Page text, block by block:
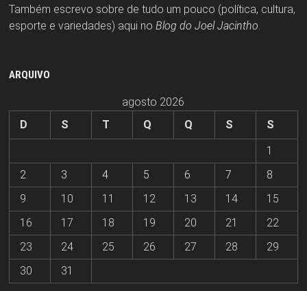
Também escrevo sobre de tudo um pouco (política, cultura,
esporte e variedades) aqui no Blog do Joel Jacintho
ARQUIVO
agosto 2026
D
S T Q Q S
S
1
2
3 4 5 6 7
8
9
10 11 12 13 14
15
16
17 18 19 20 21
22
23
24 25 26 27 28
29
30
31